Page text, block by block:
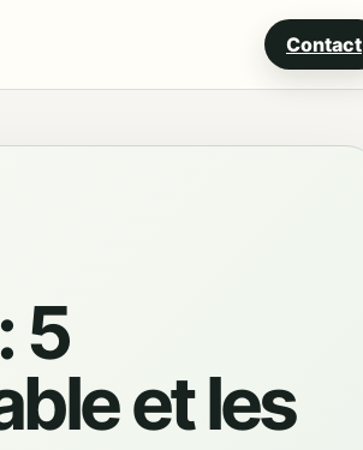
Contact
5
et les